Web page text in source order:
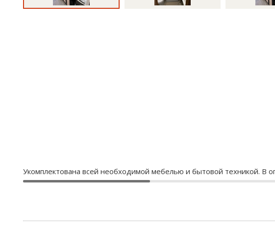
Укомплектована всей необходимой мебелью и бытовой техникой. В